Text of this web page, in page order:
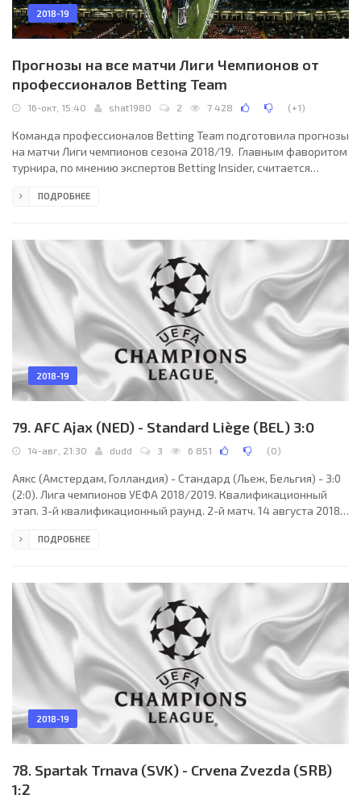
2018-19
Прогнозы на все матчи Лиги Чемпионов от
профессионалов Betting Team
16-окт, 15:40 shat1980 2 7 428 (+1)
Команда профессионалов Betting Team подготовила прогнозы
на матчи Лиги чемпионов сезона 2018/19. Главным фаворитом
турнира, по мнению экспертов Betting Insider, считается
сезоне дошла до полуфинала Лиги чемпионов, где проиграла
ПОДРОБНЕЕ
2018-19
79. AFC Ajax (NED) - Standard Liège (BEL) 3:0
14-авг, 21:30 dudd 3 6 851 (0)
Аякс (Амстердам, Голландия) - Стандард (Льеж, Бельгия) - 3:0
(2:0). Лига чемпионов УЕФА 2018/2019. Квалификационный
этап. 3-й квалификационный раунд. 2-й матч. 14 августа 2018
облачность. +19°C. Стадион «Йохан Кройф Арена (Амстердам
(Словакия), Бранислав Ганцко (Словакия). Резервный судья:
Филип Глова (Словакия). Аякс
ПОДРОБНЕЕ
2018-19
78. Spartak Trnava (SVK) - Crvena Zvezda (SRB)
1:2